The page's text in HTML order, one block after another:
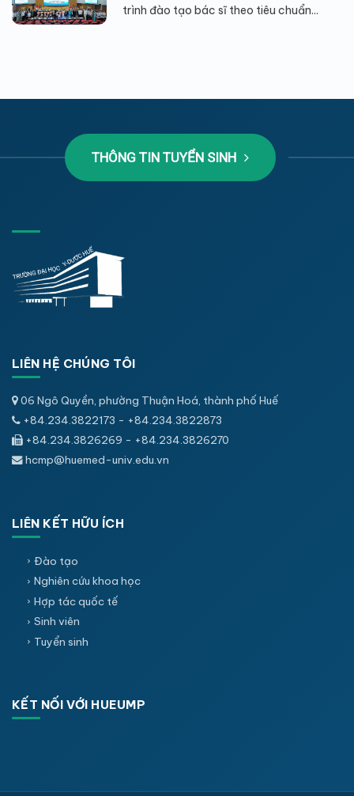
trình đào tạo bác sĩ theo tiêu chuẩn...
THÔNG TIN TUYỂN SINH
LIÊN HỆ CHÚNG TÔI
06 Ngô Quyền, phường Thuận Hoá, thành phố Huế
+84.234.3822173 - +84.234.3822873
+84.234.3826269 - +84.234.3826270
hcmp@huemed-univ.edu.vn
LIÊN KẾT HỮU ÍCH
Đào tạo
Nghiên cứu khoa học
Hợp tác quốc tế
Sinh viên
Tuyển sinh
KẾT NỐI VỚI HUEUMP